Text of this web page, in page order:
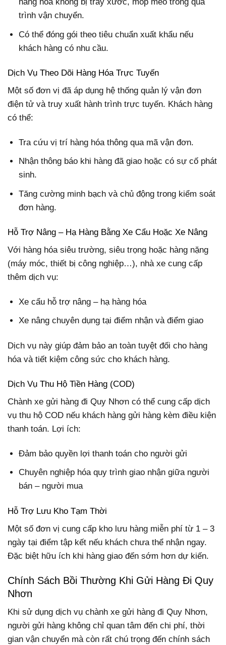
hàng hóa không bị trầy xước, móp méo trong quá
trình vận chuyển.
Có thể đóng gói theo tiêu chuẩn xuất khẩu nếu
khách hàng có nhu cầu.
Dịch Vụ Theo Dõi Hàng Hóa Trực Tuyến
Một số đơn vị đã áp dụng hệ thống quản lý vận đơn
điện tử và truy xuất hành trình trực tuyến. Khách hàng
có thể:
Tra cứu vị trí hàng hóa thông qua mã vận đơn.
Nhận thông báo khi hàng đã giao hoặc có sự cố phát
sinh.
Tăng cường minh bạch và chủ động trong kiểm soát
đơn hàng.
Hỗ Trợ Nâng – Hạ Hàng Bằng Xe Cẩu Hoặc Xe Nâng
Với hàng hóa siêu trường, siêu trọng hoặc hàng nặng
(máy móc, thiết bị công nghiệp…), nhà xe cung cấp
thêm dịch vụ:
Xe cẩu hỗ trợ nâng – hạ hàng hóa
Xe nâng chuyên dụng tại điểm nhận và điểm giao
Dịch vụ này giúp đảm bảo an toàn tuyệt đối cho hàng
hóa và tiết kiệm công sức cho khách hàng.
Dịch Vụ Thu Hộ Tiền Hàng (COD)
Chành xe gửi hàng đi Quy Nhơn có thể cung cấp dịch
vụ thu hộ COD nếu khách hàng gửi hàng kèm điều kiện
thanh toán. Lợi ích:
Đảm bảo quyền lợi thanh toán cho người gửi
Chuyên nghiệp hóa quy trình giao nhận giữa người
bán – người mua
Hỗ Trợ Lưu Kho Tạm Thời
Một số đơn vị cung cấp kho lưu hàng miễn phí từ 1 – 3
ngày tại điểm tập kết nếu khách chưa thể nhận ngay.
Đặc biệt hữu ích khi hàng giao đến sớm hơn dự kiến.
Chính Sách Bồi Thường Khi Gửi Hàng Đi Quy
Nhơn
Khi sử dụng dịch vụ chành xe gửi hàng đi Quy Nhơn,
người gửi hàng không chỉ quan tâm đến chi phí, thời
gian vận chuyển mà còn rất chú trọng đến chính sách